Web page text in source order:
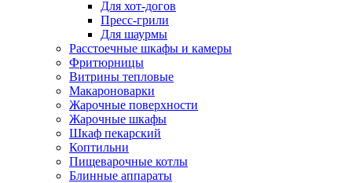
Для хот-догов
Пресс-грили
Для шаурмы
Расстоечные шкафы и камеры
Фритюрницы
Витрины тепловые
Макароноварки
Жарочные поверхности
Жарочные шкафы
Шкаф пекарский
Коптильни
Пищеварочные котлы
Блинные аппараты